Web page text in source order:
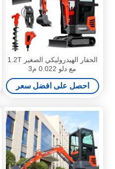
الحفار الهيدروليكي الصغير 1.2T
مع دلو 0.022 م3
احصل على افضل سعر